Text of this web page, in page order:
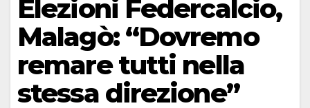
Elezioni Federcalcio,
Malagò: “Dovremo
remare tutti nella
stessa direzione”